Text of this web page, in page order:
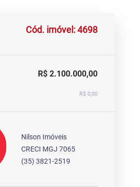
Cód. imóvel: 4698
R$ 2.100.000,00
R$ 0,00
Nilson Imóveis
CRECI MGJ 7065
(35) 3821-2519